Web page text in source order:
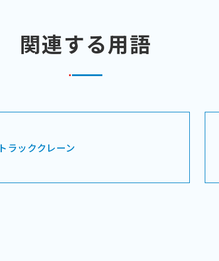
関連する用語
トラッククレーン